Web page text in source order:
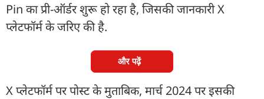
Pin का प्री-ऑर्डर शुरू हो रहा है, जिसकी जानकारी X
प्लेटफॉर्म के जरिए की है.
और पढ़ें
X प्लेटफॉर्म पर पोस्ट के मुताबिक, मार्च 2024 पर इसकी